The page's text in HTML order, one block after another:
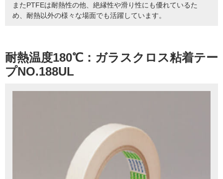
またPTFEは耐熱性の他、絶縁性や滑り性にも優れているた
め、耐熱以外の様々な場面でも活躍しています。
耐熱温度180℃：ガラスクロス粘着テー
プNO.188UL